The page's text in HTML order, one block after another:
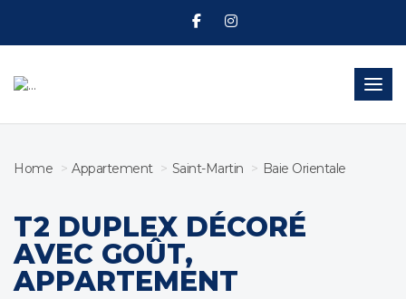
Home Appartement Saint-Martin Baie Orientale
T2 DUPLEX DÉCORÉ
AVEC GOÛT,
APPARTEMENT